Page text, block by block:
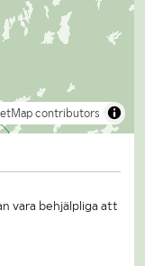
contributors
vara behjälpliga att